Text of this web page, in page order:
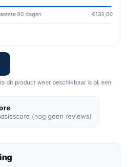
90 dagen €139,00
dit product weer beschikbaar is bij een
(nog geen reviews)